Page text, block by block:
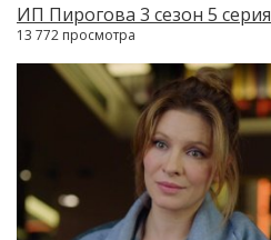
ИП Пирогова 3 сезон 5 серия
13 772 просмотра